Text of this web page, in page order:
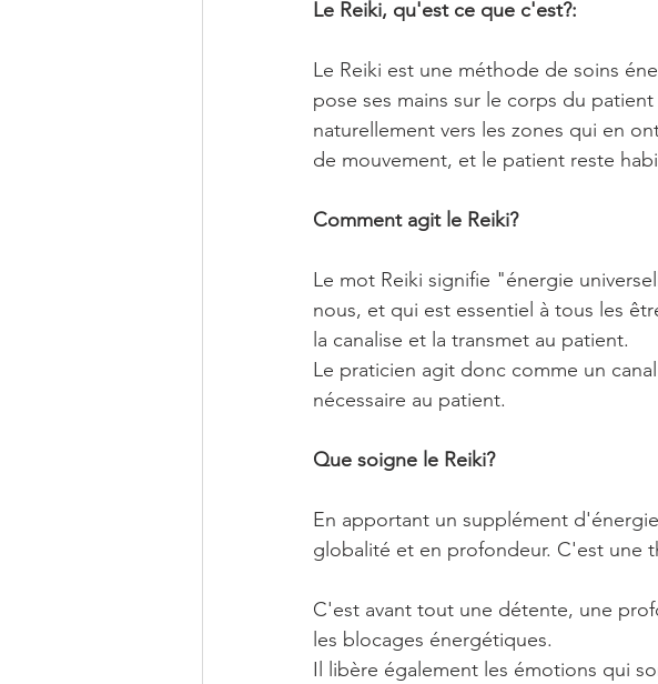
Le Reiki, qu'est ce que c'est?:
Le Reiki est une méthode de soins
pose ses mains sur le corps du
naturellement vers les zones qui en
de mouvement, et le patient reste
Comment agit le Reiki?
Le mot Reiki signifie "énergie
nous, et qui est essentiel à tous les
la canalise et la transmet au patient.
Le praticien agit donc comme un
nécessaire au patient.
Que soigne le Reiki?
En apportant un supplément
globalité et en profondeur. C'est une
C'est avant tout une détente, une
les blocages énergétiques.
Il libère également les émotions qui